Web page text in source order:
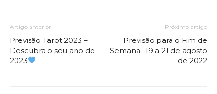
Artigo anterior
Previsão Tarot 2023 –
Descubra o seu ano de
2023
Próximo artigo
Previsão para o Fim de
Semana -19 a 21 de agosto
de 2022